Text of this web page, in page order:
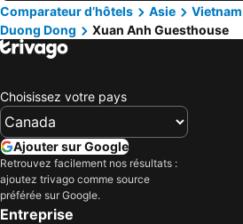
Comparateur d’hôtels
Asie Vietnam
Duong Dong
Xuan Anh Guesthouse
Choisissez votre pays
Ajouter sur Google
Retrouvez facilement nos résultats :
ajoutez trivago comme source
préférée sur Google.
Entreprise